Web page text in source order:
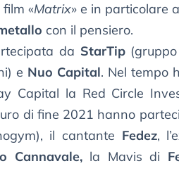
«Matrix» e in particolare
con il pensiero.
da StarTip
e Nuo Capital. Nel tempo
Capital la Red Circle
di fine 2021 hanno
il cantante Fedez,
Cannavale,la Mavis di